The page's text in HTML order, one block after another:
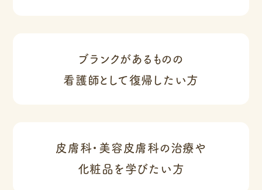
ブランクがあるものの
看護師として復帰したい方
皮膚科・美容皮膚科の治療や
化粧品を学びたい方